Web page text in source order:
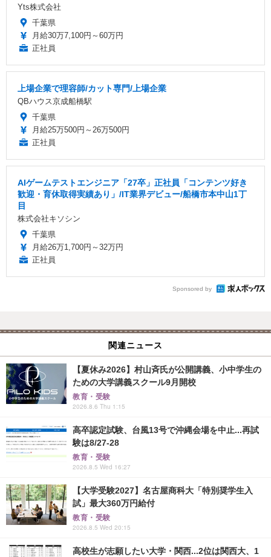
Yts株式会社
千葉県
月給30万7,100円～60万円
正社員
上場企業で理容師/カット専門/上場企業
QBハウス京成船橋駅
千葉県
月給25万500円～26万500円
正社員
AIゲームテストエンジニア「27卒」正社員「コンテンツ好き
歓迎・育休取得実績あり」/IT業界デビュー/船橋市本中山1丁
目
株式会社キソシン
千葉県
月給26万1,700円～32万円
正社員
Sponsored by
関連ニュース
【夏休み2026】村山斉氏が公開講義、小中学生の
ための大学講義スクール9月開校
教育・受験
2026.8.6 Thu 1:15
高卒認定試験、台風13号で沖縄会場を中止...再試
験は8/27-28
教育・受験
2026.8.5 Wed 16:27
【大学受験2027】名古屋商科大「特別奨学生入
試」最大360万円給付
教育・受験
2026.8.5 Wed 20:15
高校生が志願したい大学・関西...2位は関西大、1